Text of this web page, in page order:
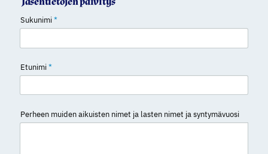
Sukunimi*
Etunimi*
Perheen muiden aikuisten nimet ja lasten nimet ja syntymävuosi